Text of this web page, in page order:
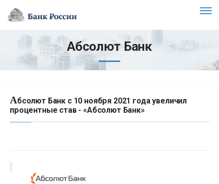
Абсолют Банк
Абсолют Банк с 10 ноября 2021 года увеличил
процентные став - «Абсолют Банк»